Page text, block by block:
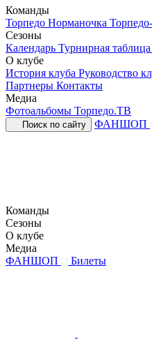
Команды
Торпедо Норманочка
Сезоны
Календарь Турнирная таблица
О клубе
История клуба Руководство
Партнеры Контакты
Медиа
Фотоальбомы Торпедо.ТВ
Поиск по сайту ФАНШОП
Команды
Сезоны
О клубе
Медиа
ФАНШОП
Билеты